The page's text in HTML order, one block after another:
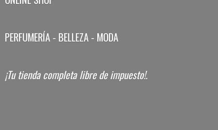
PERFUMERÍA - BELLEZA - MODA
¡Tu tienda completa librede impuesto!.